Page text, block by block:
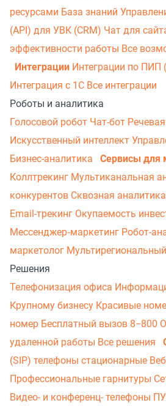
ресурсами База знаний
(API) для УВК (CRM) Чат для
эффективности работы Все
Интеграции Интеграции по ПИП
Интеграция с 1С Все интеграции
Роботы и аналитика
Голосовой робот Чат-бот
Искусственный интеллект
Бизнес-аналитика
Сервисы для
Коллтрекинг Мультиканальная
конкурентов Сквозная аналитика
Email-трекинг Окупаемость
Мессенджер‑маркетинг Робот-
маркетолог
Решения
Телефонизация офиса
Крупному бизнесу Красивые
номер Бесплатный вызов 8−800
удаленной работы Все решения
(SIP) телефоны стационарные
Профессиональные гарнитуры
Видео- и конференц- телефоны